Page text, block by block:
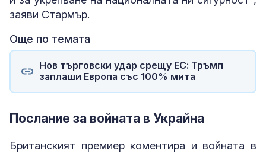
заяви Стармър.
Още по темата
Нов търговски удар срещу ЕС: Тръмп
заплаши Европа със 100% мита
Послание за войната в Украйна
Британският премиер коментира и войната в